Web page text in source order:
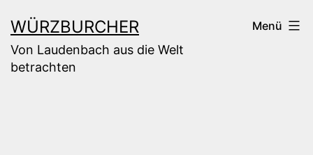
Inhalt
springen
WÜRZBURCHER
Von Laudenbach aus die Welt
betrachten
Menü